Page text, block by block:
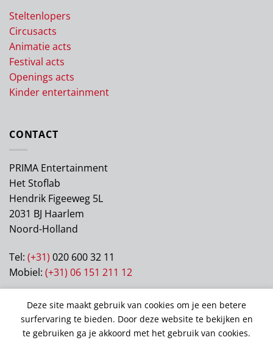
Steltenlopers
Circusacts
Animatie acts
Festival acts
Openings acts
Kinder entertainment
CONTACT
PRIMA Entertainment
Het Stoflab
Hendrik Figeeweg 5L
2031 BJ Haarlem
Noord-Holland
Tel: (+31) 020 600 32 11
Mobiel: (+31) 06 151 211 12
KVK: 63122405
BTW: NL003106199B70
Deze site maakt gebruik van cookies om je een betere
surfervaring te bieden. Door deze website te bekijken en
te gebruiken ga je akkoord met het gebruik van cookies.